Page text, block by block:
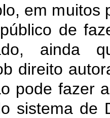
em muitos
de
ainda
direito
pode fazer
sistema de